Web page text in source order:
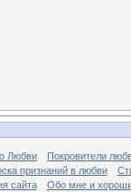
Любви Покровители
признаний в любви
сайта Обо мне и